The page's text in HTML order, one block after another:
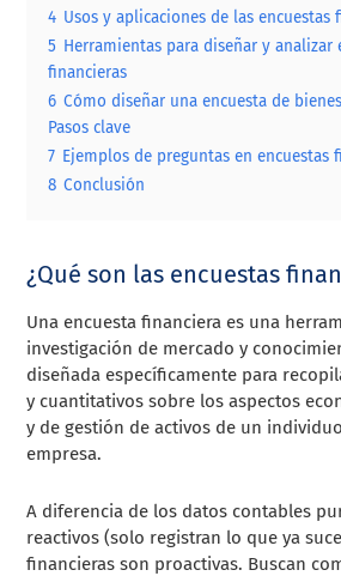
4 Usos y aplicaciones de las encuestas
5 Herramientas para diseñar y analizar
financieras
6 Cómo diseñar una encuesta de
Pasos clave
7 Ejemplos de preguntas en encuestas
8 Conclusión
¿Qué son las encuestas
Una encuesta financiera es una
investigación de mercado y
diseñada específicamente para
y cuantitativos sobre los aspectos
y de gestión de activos de un
empresa.
A diferencia de los datos contables
reactivos (solo registran lo que ya
financieras son proactivas. Buscan